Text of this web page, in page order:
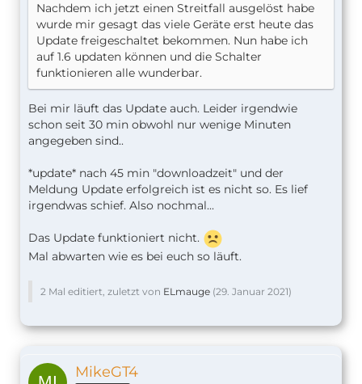
Nachdem ich jetzt einen Streitfall ausgelöst habe
wurde mir gesagt das viele Geräte erst heute das
Update freigeschaltet bekommen. Nun habe ich
auf 1.6 updaten können und die Schalter
funktionieren alle wunderbar.
Bei mir läuft das Update auch. Leider irgendwie
schon seit 30 min obwohl nur wenige Minuten
angegeben sind..
*update* nach 45 min "downloadzeit" und der
Meldung Update erfolgreich ist es nicht so. Es lief
irgendwas schief. Also nochmal...
Das Update funktioniert nicht.
Mal abwarten wie es bei euch so läuft.
2 Mal editiert, zuletzt von ELmauge (29. Januar 2021)
MikeGT4